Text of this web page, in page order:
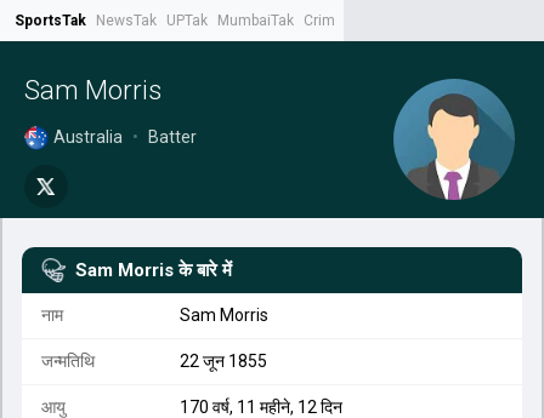
SportsTak NewsTak UPTak MumbaiTak CrimeTak
Sam Morris
Australia • Batter
Sam Morris के बारे में
नाम Sam Morris
जन्मतिथि 22 जून 1855
आयु 170 वर्ष, 11 महीने, 12 दिन